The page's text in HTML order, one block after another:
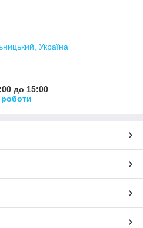
Україна
до 15:00
роботи